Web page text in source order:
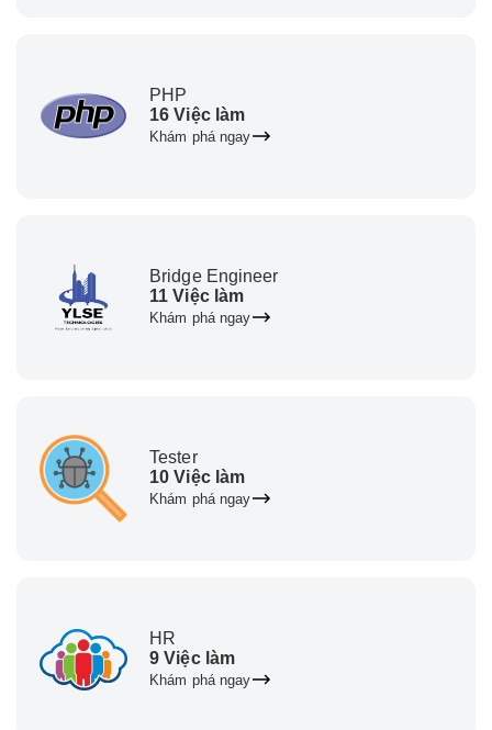
PHP
16 Việc làm
Khám phá ngay
Bridge Engineer
11 Việc làm
Khám phá ngay
Tester
10 Việc làm
Khám phá ngay
HR
9 Việc làm
Khám phá ngay